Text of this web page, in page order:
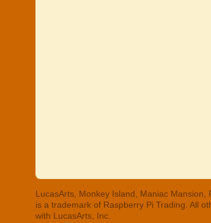
LucasArts, Monkey Island, Maniac
is a trademark of Raspberry Pi Trading. All
with LucasArts, Inc.